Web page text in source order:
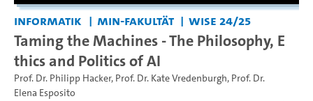
Informatik MIN-Fakultät WiSe 24/25
Taming the Machines - The Philosophy, E
thics and Politics of AI
Prof. Dr. Philipp Hacker, Prof. Dr. Kate Vredenburgh, Prof. Dr.
Elena Esposito